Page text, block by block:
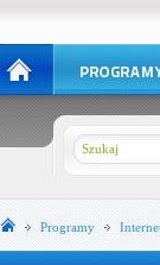
Programy